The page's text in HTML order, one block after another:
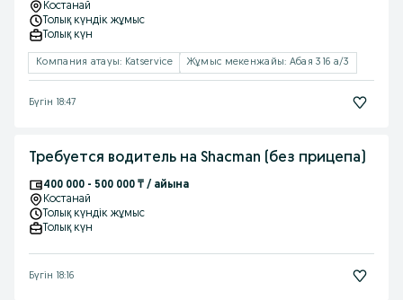
Костанай
Толық күндік жұмыс
Толық күн
Компания атауы: Katservice Жұмыс мекенжайы: Абая 316 а/3
Бүгін 18:47
Требуется водитель на Shacman (без прицепа)
400 000 - 500 000 ₸ / айына
Костанай
Толық күндік жұмыс
Толық күн
Бүгін 18:16